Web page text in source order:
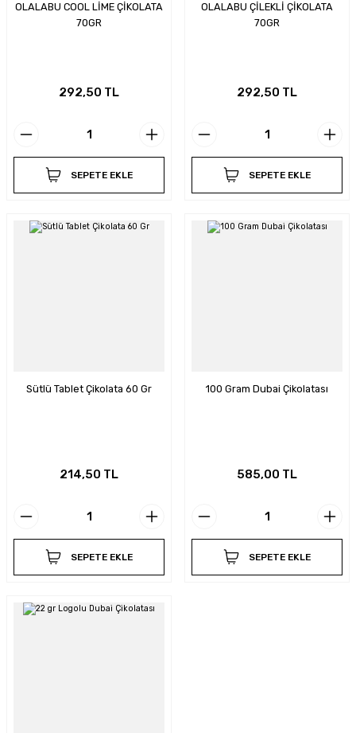
OLALABU COOL LİME ÇİKOLATA
70GR
292,50 TL
SEPETE EKLE
OLALABU ÇİLEKLİ ÇİKOLATA
70GR
292,50 TL
SEPETE EKLE
Sütlü Tablet Çikolata 60 Gr
214,50 TL
SEPETE EKLE
100 Gram Dubai Çikolatası
585,00 TL
SEPETE EKLE